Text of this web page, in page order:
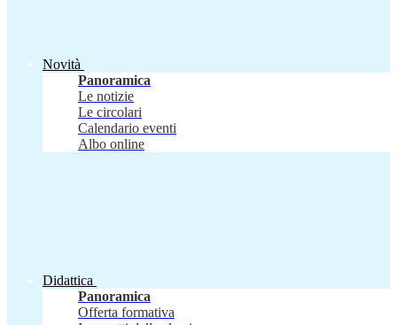
Novità
Panoramica
Le notizie
Le circolari
Calendario eventi
Albo online
Didattica
Panoramica
Offerta formativa